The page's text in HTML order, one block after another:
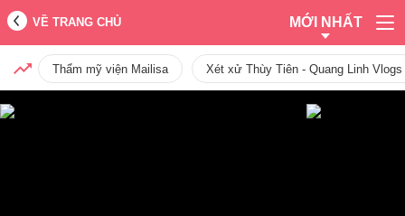
VỀ TRANG CHỦ MỚI NHẤT
Thẩm mỹ viện Mailisa Xét xử Thùy Tiên - Quang Linh